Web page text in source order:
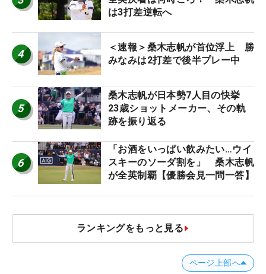
は3打差逆転へ
4
＜速報＞桑木志帆が首位浮上 勝
みなみは2打差で後半プレー中
5
桑木志帆が日本勢7人目の快挙
23歳ショットメーカー、その軌
跡を振り返る
6
「お酒をいっぱい飲みたい…ウイ
スキーのソーダ割を」 桑木志帆
が全英制覇【優勝会見一問一答】
ランキングをもっと見る
ページ上部へ